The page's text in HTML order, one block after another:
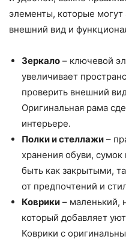
элементы, которые могут
внешний вид и
Зеркало – ключевой
увеличивает
проверить внешний
Оригинальная рама
интерьере.
Полки и стеллажи –
хранения обуви,
быть как закрытыми,
от предпочтений и
Коврики – маленький,
который добавляет
Коврики с